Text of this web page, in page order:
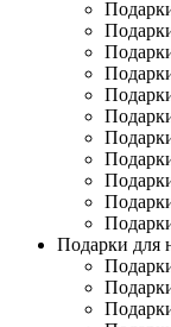
Подарки для